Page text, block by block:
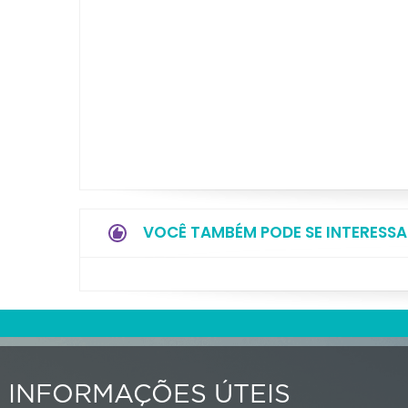
VOCÊ TAMBÉM PODE SE
INFORMAÇÕES ÚTEIS